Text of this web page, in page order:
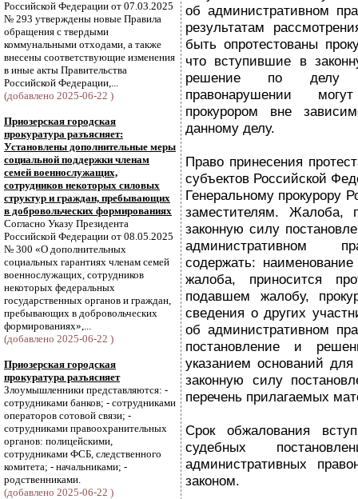
Российской Федерации от 07.03.2025
№ 293 утверждены новые Правила
обращения с твердыми
коммунальными отходами, а также
внесены соответствующие изменения
в иные акты Правительства
Российской Федерации,...
(добавлено 2025-06-22 )
Приозерская городская
прокуратура разъясняет:
Установлены дополнительные меры
социальной поддержки членам
семей военнослужащих,
сотрудников некоторых силовых
структур и граждан, пребывающих
в добровольческих формированиях
Согласно Указу Президента
Российской Федерации от 08.05.2025
№ 300 «О дополнительных
социальных гарантиях членам семей
военнослужащих, сотрудников
некоторых федеральных
государственных органов и граждан,
пребывающих в добровольческих
формированиях»,...
(добавлено 2025-06-22 )
Приозерская городская
прокуратура разъясняет
Злоумышленники представляются: -
сотрудниками банков; - сотрудниками
операторов сотовой связи; -
сотрудниками правоохранительных
органов: полицейскими,
сотрудниками ФСБ, следственного
комитета; - начальниками; -
родственниками.
(добавлено 2025-06-22 )
об административном
результатам
быть опротестованы
что вступившие в
решение по делу
правонарушении
прокурором вне
данному делу.
Право принесения
субъектов Российской
Генеральному прокурору
заместителям. Жалоба,
законную силу
административном
содержать:
жалоба, приносится
подавшем жалобу,
сведения о других
об административном
постановление и
указанием оснований
законную силу
перечень прилагаемых
Срок обжалования
судебных
административных
законом.